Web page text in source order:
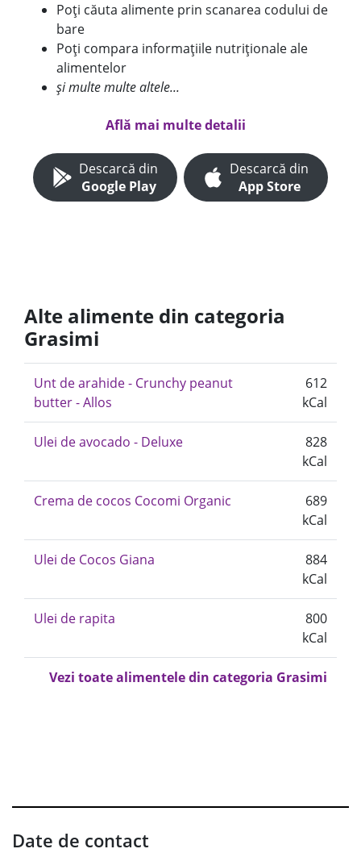
Poți căuta alimente prin scanarea codului de
bare
Poți compara informațiile nutriționale ale
alimentelor
și multe multe altele...
Află mai multe detalii
Descarcă din
Google Play
Descarcă din
App Store
Alte alimente din categoria
Grasimi
Unt de arahide - Crunchy peanut
butter - Allos
612
kCal
Ulei de avocado - Deluxe
828
kCal
Crema de cocos Cocomi Organic
689
kCal
Ulei de Cocos Giana
884
kCal
Ulei de rapita
800
kCal
Vezi toate alimentele din categoria Grasimi
Date de contact